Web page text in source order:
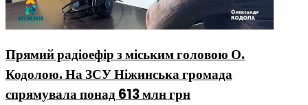
Прямий радіоефір з міським головою О.
Кодолою. На ЗСУ Ніжинська громада
спрямувала понад 613 млн грн